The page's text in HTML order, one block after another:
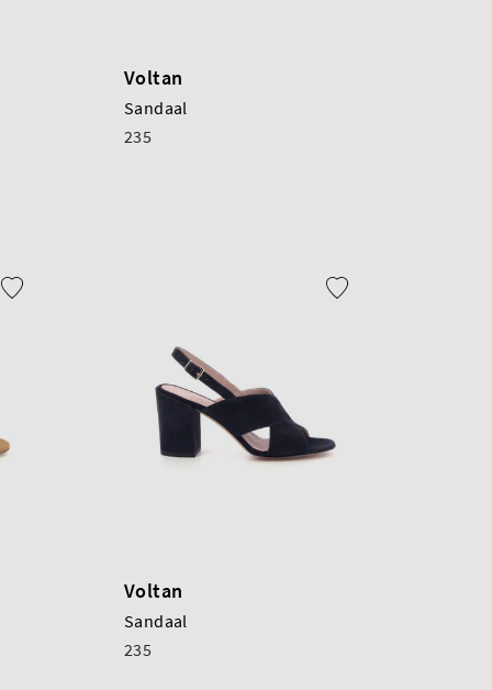
Voltan
Sandaal
235
Voltan
Sandaal
235